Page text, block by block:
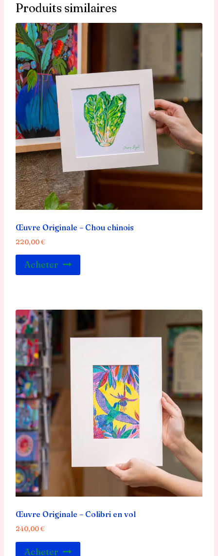
Produits similaires
Œuvre Originale – Chou chinois
220,00€
Acheter
Œuvre Originale – Colibri en vol
240,00€
Acheter